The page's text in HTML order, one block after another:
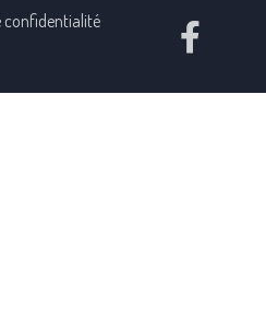
confidentialité